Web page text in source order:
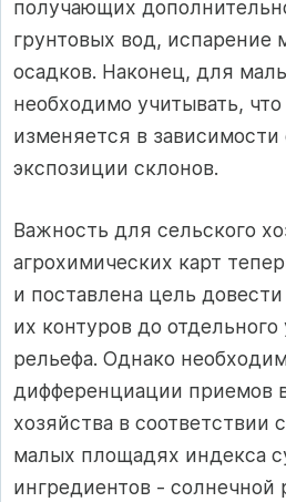
получающих
грунтовых вод,
осадков. Наконец, для
необходимо учитывать,
изменяется в зависимости
экспозиции склонов.
Важность для сельского
агрохимических карт
и поставлена цель
их контуров до
рельефа. Однако
дифференциации приемов
хозяйства в соответствии
малых площадях индекса
ингредиентов - солнечной